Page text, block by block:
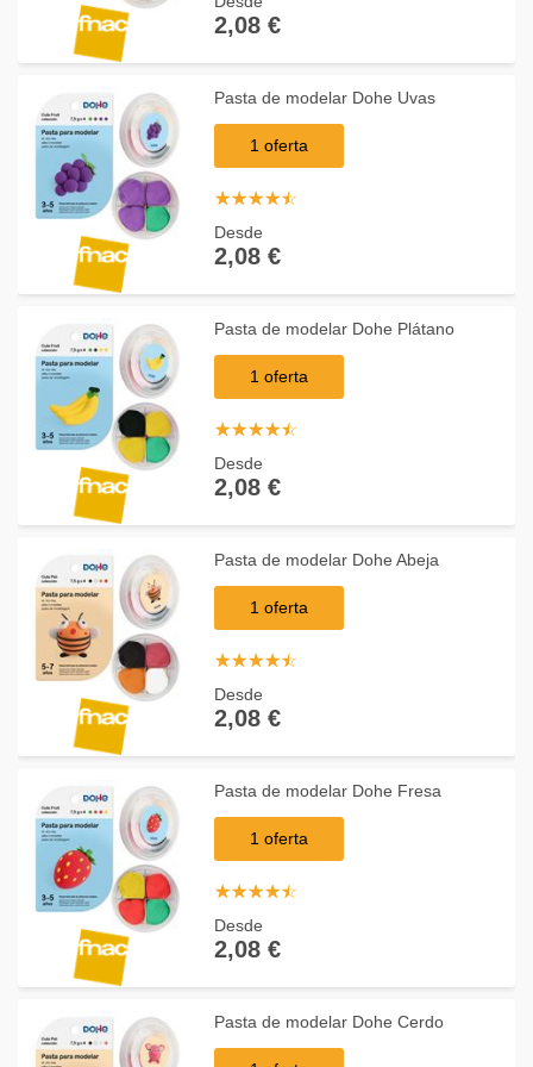
2,08 €
Pasta de modelar Dohe Uvas
1 oferta
☆☆☆☆☆
★★★★★
Desde
2,08 €
Pasta de modelar Dohe Plátano
1 oferta
☆☆☆☆☆
★★★★★
Desde
2,08 €
Pasta de modelar Dohe Abeja
1 oferta
☆☆☆☆☆
★★★★★
Desde
2,08 €
Pasta de modelar Dohe Fresa
1 oferta
☆☆☆☆☆
★★★★★
Desde
2,08 €
Pasta de modelar Dohe Cerdo